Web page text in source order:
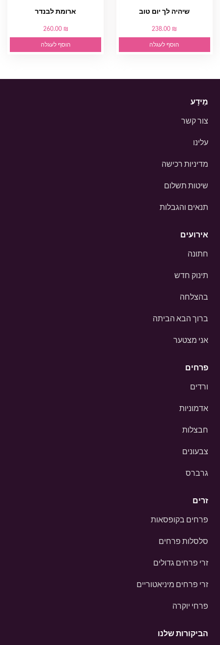
שיהיה לך יום טוב
238.00 ₪
הוסף לעגלה
ארומת לבנדר
260.00 ₪
הוסף לעגלה
מֵידָע
צור קשר
עלינו
מדיניות רכישה
שיטות תשלום
תנאים והגבלות
אירועים
חתונה
תינוק חדש
בהצלחה
ברוך הבא הביתה
אני מצטער
פרחים
ורדים
אדמוניות
חבצלות
צבעונים
גרברס
זרים
פרחים בקופסאות
סלסלות פרחים
זרי פרחים גדולים
זרי פרחים מיניאטוריים
פרחי יוקרה
הביקורות שלנו